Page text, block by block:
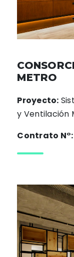
METRO
Proyecto:
y Ventilación
Contrato N°: